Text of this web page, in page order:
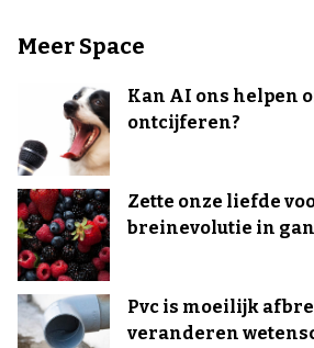
Meer Space
Kan AI ons helpen
ontcijferen?
Zette onze liefde
breinevolutie in
Pvc is moeilijk
veranderen